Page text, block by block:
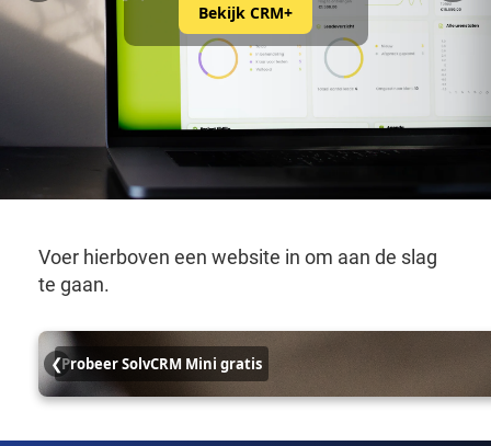
Bekijk CRM+
Voer hierboven een website in om aan de slag
te gaan.
Probeer SolvCRM Mini gratis
❮